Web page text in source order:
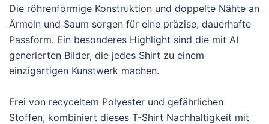
Die röhrenförmige Konstruktion und doppelte Nähte an
Ärmeln und Saum sorgen für eine präzise, dauerhafte
Passform. Ein besonderes Highlight sind die mit AI
generierten Bilder, die jedes Shirt zu einem
einzigartigen Kunstwerk machen.
Frei von recyceltem Polyester und gefährlichen
Stoffen, kombiniert dieses T-Shirt Nachhaltigkeit mit